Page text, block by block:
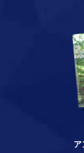
ア